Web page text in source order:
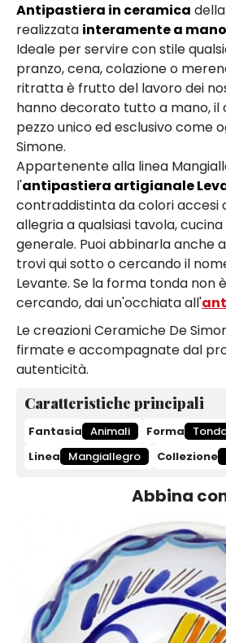
Antipastiera in ceramica
realizzata interamente a mano
Ideale per servire con stile
pranzo, cena, colazione o
ritratta è frutto del lavoro dei
hanno decorato tutto a mano, il
pezzo unico ed esclusivo come
Simone.
Appartenente alla linea
l'antipastiera artigianale
contraddistinta da colori accesi
allegria a qualsiasi tavola,
generale. Puoi abbinarla anche
trovi qui sotto o cercando il
Levante. Se la forma tonda non
cercando, dai un'occhiata all'
Le creazioni Ceramiche De
firmate e accompagnate dal
autenticità.
Caratteristiche principali
Fantasia Animali Forma
Linea
Mangiallegro Collezione
Abbina